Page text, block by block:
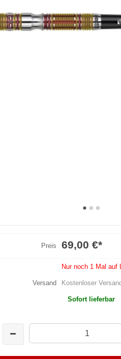
Preis 69,00 €*
Nur noch 1 Mal auf
Versand Kostenloser
Sofort lieferbar